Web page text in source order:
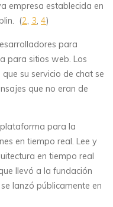
empresa establecida en
(2, 3,4)
para
para sitios web. Los
su servicio de chat se
que no eran de
para la
en tiempo real. Lee y
en tiempo real
llevó a la fundación
lanzó públicamente en